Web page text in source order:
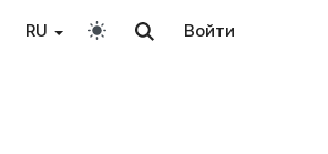
RU Войти